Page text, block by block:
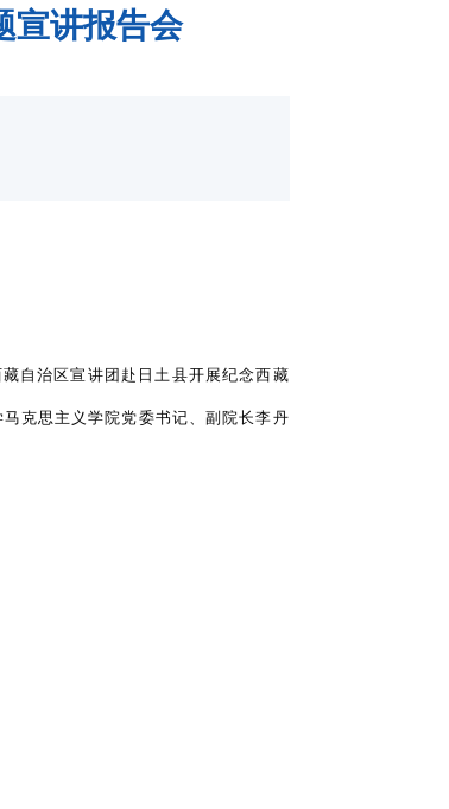
宣讲报告会
自治区宣讲团赴日土县开展纪念西藏
克思主义学院党委书记、副院长李丹